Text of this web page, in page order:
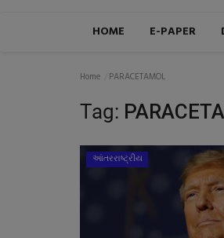
HOME E-PAPER
Home PARACETAMOL
Tag:
આંતરરાષ્ટ્રીય